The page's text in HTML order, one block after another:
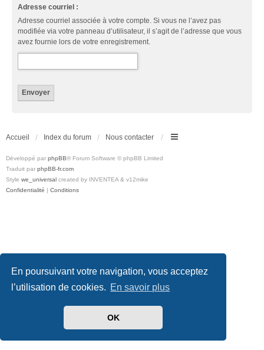
En poursuivant votre navigation, vous acceptez
l’utilisation de cookies. En savoir plus
OK
Adresse courriel :
Adresse courriel associée à votre compte. Si vous ne l’avez pas
modifiée via votre panneau d’utilisateur, il s’agit de l’adresse que vous
avez fournie lors de votre enregistrement.
Accueil Index du forum Nous contacter
Développé par phpBB® Forum Software © phpBB Limited
Traduit par phpBB-fr.com
Style we_universal created by INVENTEA & v12mike
Confidentialité | Conditions